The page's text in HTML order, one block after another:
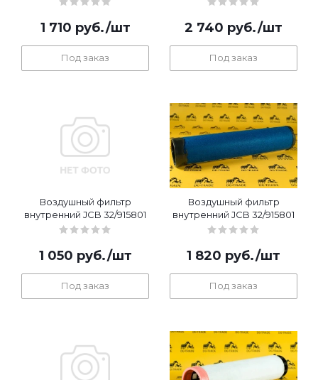
1 710 руб./шт
Под заказ
2 740 руб./шт
Под заказ
Воздушный фильтр
внутренний JCB 32/915801
1 050 руб./шт
Под заказ
Воздушный фильтр
внутренний JCB 32/915801
1 820 руб./шт
Под заказ